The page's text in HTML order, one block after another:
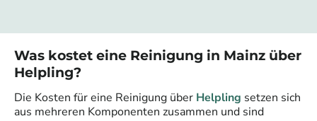
Was kostet eine Reinigung in Mainz über
Helpling?
Die Kosten für eine Reinigung über Helpling setzen sich
aus mehreren Komponenten zusammen und sind